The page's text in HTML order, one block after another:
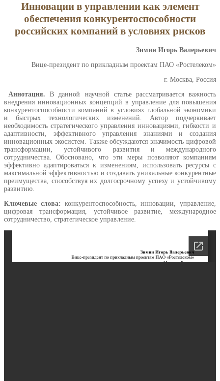
Инновации в управлении как элемент
обеспечения конкурентоспособности
российских компаний в условиях рисков
Зимин Игорь Валерьевич
Вице-президент по прикладным проектам ПАО «Ростелеком»
г. Москва, Россия
Аннотация.В данной научной статье рассматривается важность
внедрения инновационных концепций в управление для повышения
конкурентоспособности компаний в условиях глобальной экономики
и быстрых технологических изменений. Автор подчеркивает
необходимость стратегического управления инновациями, гибкости и
адаптивности, эффективного управления знаниями и создания
инновационных экосистем. Также обсуждаются значимость цифровой
трансформации, устойчивого развития и международного
сотрудничества. Обосновано, что эти меры позволяют компаниям
эффективно адаптироваться к изменениям, использовать ресурсы с
максимальной эффективностью и создавать уникальные конкурентные
преимущества, способствуя их долгосрочному успеху и устойчивому
развитию.
Ключевые слова: конкурентоспособность, инновации, управление,
цифровая трансформация, устойчивое развитие, международное
сотрудничество, стратегическое управление.